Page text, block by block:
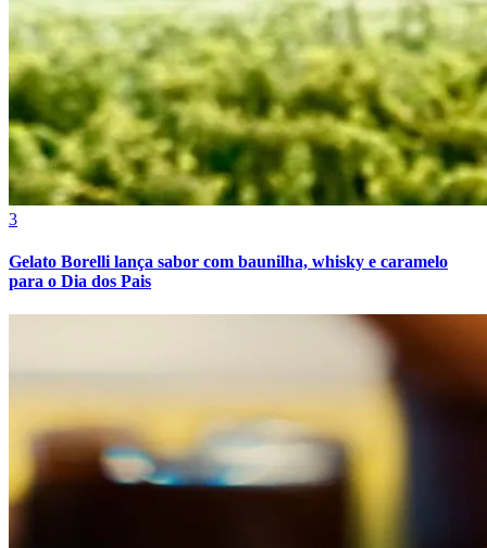
3
Gelato Borelli lança sabor com baunilha, whisky e caramelo
para o Dia dos Pais